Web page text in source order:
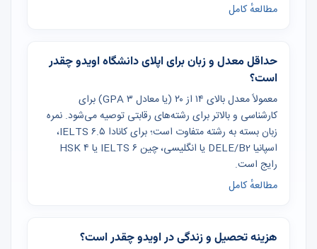
مطالعهٔ کامل
حداقل معدل و زبان برای اپلای دانشگاه اویدو چقدر
است؟
معمولاً معدل بالای ۱۴ از ۲۰ (یا معادل GPA ۳) برای
کارشناسی و بالاتر برای رشته‌های رقابتی توصیه می‌شود. نمره
زبان بسته به رشته متفاوت است؛ برای کانادا IELTS ۶.۵،
اسپانیا DELE/B2 یا انگلیسی، چین IELTS ۶ یا HSK ۴
رایج است.
مطالعهٔ کامل
هزینه تحصیل و زندگی در اویدو چقدر است؟